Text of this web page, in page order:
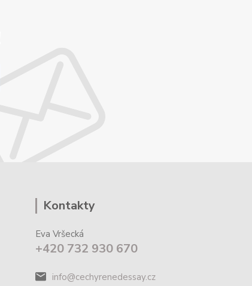
Kontakty
Eva Vršecká
+420 732 930 670
info@cechyrenedessay.cz